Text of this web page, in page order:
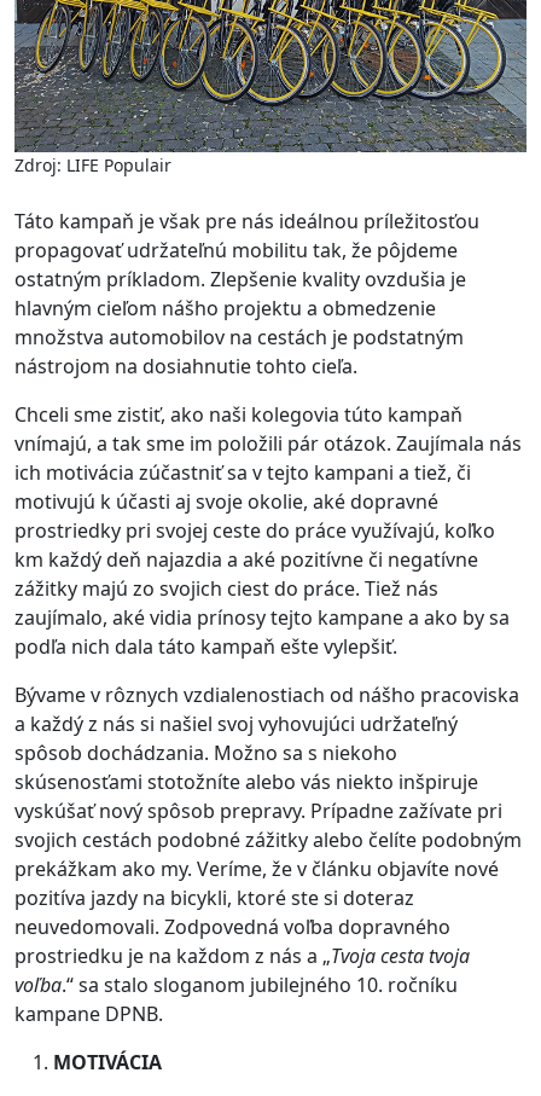
Zdroj: LIFE Populair
Táto kampaň je však pre nás ideálnou príležitosťou
propagovať udržateľnú mobilitu tak, že pôjdeme
ostatným príkladom. Zlepšenie kvality ovzdušia je
hlavným cieľom nášho projektu a obmedzenie
množstva automobilov na cestách je podstatným
nástrojom na dosiahnutie tohto cieľa.
Chceli sme zistiť, ako naši kolegovia túto kampaň
vnímajú, a tak sme im položili pár otázok. Zaujímala nás
ich motivácia zúčastniť sa v tejto kampani a tiež, či
motivujú k účasti aj svoje okolie, aké dopravné
prostriedky pri svojej ceste do práce využívajú, koľko
km každý deň najazdia a aké pozitívne či negatívne
zážitky majú zo svojich ciest do práce. Tiež nás
zaujímalo, aké vidia prínosy tejto kampane a ako by sa
podľa nich dala táto kampaň ešte vylepšiť.
Bývame v rôznych vzdialenostiach od nášho pracoviska
a každý z nás si našiel svoj vyhovujúci udržateľný
spôsob dochádzania. Možno sa s niekoho
skúsenosťami stotožníte alebo vás niekto inšpiruje
vyskúšať nový spôsob prepravy. Prípadne zažívate pri
svojich cestách podobné zážitky alebo čelíte podobným
prekážkam ako my. Veríme, že v článku objavíte nové
pozitíva jazdy na bicykli, ktoré ste si doteraz
neuvedomovali. Zodpovedná voľba dopravného
prostriedku je na každom z nás a „Tvoja cesta tvoja
voľba.“ sa stalo sloganom jubilejného 10. ročníku
kampane DPNB.
MOTIVÁCIA